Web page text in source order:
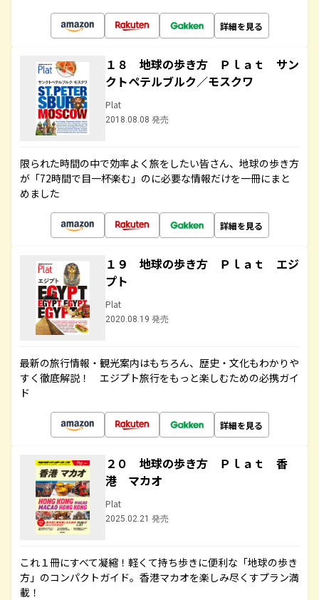
詳細を見る
１８ 地球の歩き方 Ｐｌａｔ サン
クトペテルブルク／モスクワ
Plat
2018.08.08 発売
限られた時間の中で効率よく旅をしたい皆さん、地球の歩き方
が「72時間で目一杯楽む」のに必要な情報だけを一冊にまと
めました
詳細を見る
１９ 地球の歩き方 Ｐｌａｔ エジ
プト
Plat
2020.08.19 発売
最新の旅行情報・観光案内はもちろん、歴史・文化もわかりや
すく徹底解説！ エジプト旅行をもっと楽しむための必携ガイ
ド
詳細を見る
２０ 地球の歩き方 Ｐｌａｔ 香
港 マカオ
Plat
2025.02.21 発売
これ１冊にすべて凝縮！軽くて持ち歩きに便利な「地球の歩き
方」のコンパクトガイド。香港マカオを楽しみ尽くすプラン満
載！